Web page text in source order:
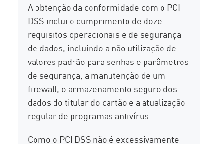
A obtenção da conformidade com o PCI
DSS inclui o cumprimento de doze
requisitos operacionais e de segurança
de dados, incluindo a não utilização de
valores padrão para senhas e parâmetros
de segurança, a manutenção de um
firewall, o armazenamento seguro dos
dados do titular do cartão e a atualização
regular de programas antivírus.
Como o PCI DSS não é excessivamente